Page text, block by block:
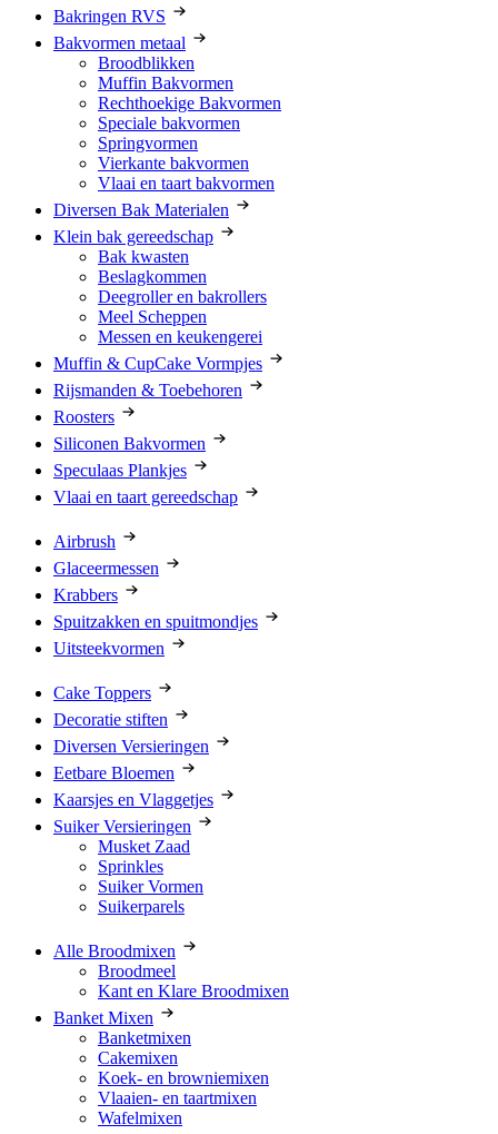
Bakringen RVS
Bakvormen metaal
Broodblikken
Muffin Bakvormen
Rechthoekige Bakvormen
Speciale bakvormen
Springvormen
Vierkante bakvormen
Vlaai en taart bakvormen
Diversen Bak Materialen
Klein bak gereedschap
Bak kwasten
Beslagkommen
Deegroller en bakrollers
Meel Scheppen
Messen en keukengerei
Muffin & CupCake Vormpjes
Rijsmanden & Toebehoren
Roosters
Siliconen Bakvormen
Speculaas Plankjes
Vlaai en taart gereedschap
Airbrush
Glaceermessen
Krabbers
Spuitzakken en spuitmondjes
Uitsteekvormen
Cake Toppers
Decoratie stiften
Diversen Versieringen
Eetbare Bloemen
Kaarsjes en Vlaggetjes
Suiker Versieringen
Musket Zaad
Sprinkles
Suiker Vormen
Suikerparels
Alle Broodmixen
Broodmeel
Kant en Klare Broodmixen
Banket Mixen
Banketmixen
Cakemixen
Koek- en browniemixen
Vlaaien- en taartmixen
Wafelmixen